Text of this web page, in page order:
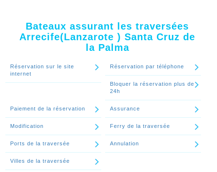
Bateaux assurant les traversées
Arrecife(Lanzarote ) Santa Cruz de
la Palma
Réservation sur le site
internet
Réservation par téléphone
Bloquer la réservation plus de
24h
Paiement de la réservation Assurance
Modification Ferry de la traversée
Ports de la traversée Annulation
Villes de la traversée